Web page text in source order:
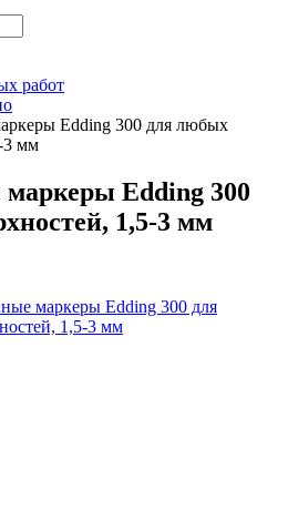
работ
Edding 300 для любых
3 мм
Edding 300
1,5-3 мм